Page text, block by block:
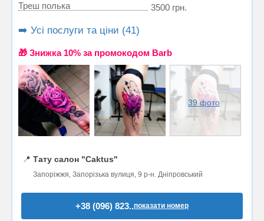
Треш полька
3500 грн.
➡️ Усі послуги та ціни (41)
🎁 Знижка 10% за промокодом Barb
39 фото
📍 Тату салон "Caktus"
Запоріжжя, Запорізька вулиця, 9 р-н. Дніпровський
+38 (096) 823..показати номер